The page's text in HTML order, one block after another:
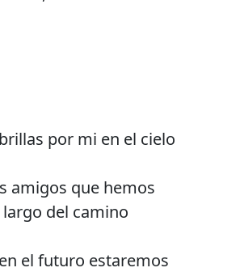
por mi en el cielo
amigos que hemos
del camino
el futuro estaremos